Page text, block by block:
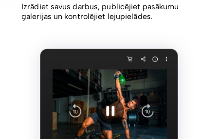
Izrādiet savus darbus, publicējiet pasākumu
galerijas un kontrolējiet lejupielādes.